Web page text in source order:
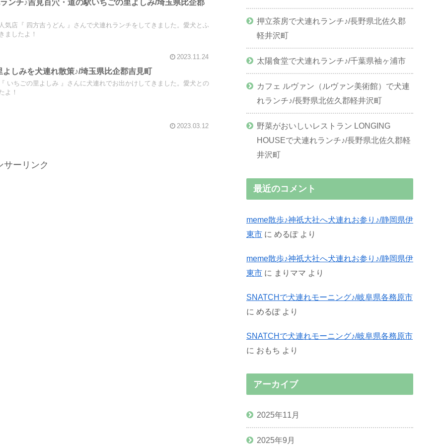
ンチ♪吉見百穴・道の駅いちごの里よしみ/埼玉県比企郡
気店『 四方吉うどん 』さんで犬連れランチをしてきました。愛犬とふ
ましたよ！
2023.11.24
しみを犬連れ散策♪/埼玉県比企郡吉見町
いちごの里よしみ 』さんに犬連れでお出かけしてきました。愛犬との
よ！
2023.03.12
サーリンク
押立茶房で犬連れランチ♪/長野県北佐久郡
軽井沢町
太陽食堂で犬連れランチ♪/千葉県袖ヶ浦市
カフェ ルヴァン（ルヴァン美術館）で犬連
れランチ♪/長野県北佐久郡軽井沢町
野菜がおいしいレストラン LONGING
HOUSEで犬連れランチ♪/長野県北佐久郡軽
井沢町
最近のコメント
meme散歩♪神祇大社へ犬連れお参り♪/静岡県伊
東市 に めるぽより
meme散歩♪神祇大社へ犬連れお参り♪/静岡県伊
東市 に まりママ より
SNATCHで犬連れモーニング♪/岐阜県各務原市
に めるぽより
SNATCHで犬連れモーニング♪/岐阜県各務原市
に おもち より
アーカイブ
2025年11月
2025年9月